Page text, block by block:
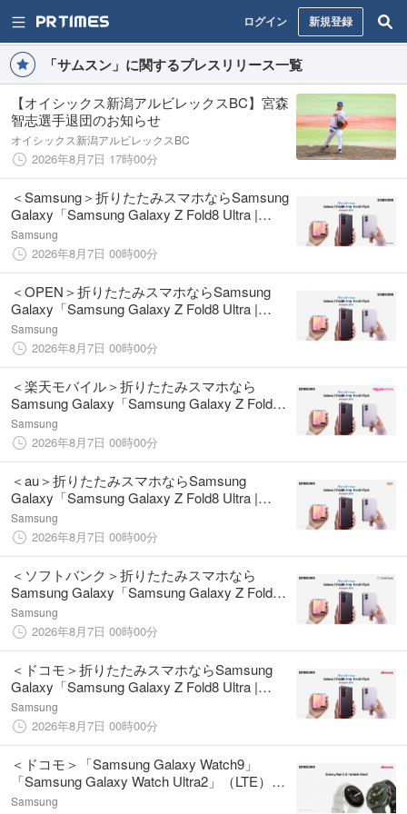
ログイン 新規登録
「サムスン」に関するプレスリリース一覧
【オイシックス新潟アルビレックスBC】宮森
智志選手退団のお知らせ
オイシックス新潟アルビレックスBC
2026年8月7日 17時00分
＜Samsung＞折りたたみスマホならSamsung
Galaxy「Samsung Galaxy Z Fold8 Ultra |
Fold8 | Flip8」（SIMフリーモデル）本日発売
Samsung
2026年8月7日 00時00分
＜OPEN＞折りたたみスマホならSamsung
Galaxy「Samsung Galaxy Z Fold8 Ultra |
Fold8 | Flip8」（SIMフリーモデル）本日発売
Samsung
2026年8月7日 00時00分
＜楽天モバイル＞折りたたみスマホなら
Samsung Galaxy「Samsung Galaxy Z Fold8
Ultra | Fold8 | Flip8」本日発売
Samsung
2026年8月7日 00時00分
＜au＞折りたたみスマホならSamsung
Galaxy「Samsung Galaxy Z Fold8 Ultra |
Fold8 | Flip8」本日発売
Samsung
2026年8月7日 00時00分
＜ソフトバンク＞折りたたみスマホなら
Samsung Galaxy「Samsung Galaxy Z Fold8
Ultra | Fold8 | Flip8」本日発売
Samsung
2026年8月7日 00時00分
＜ドコモ＞折りたたみスマホならSamsung
Galaxy「Samsung Galaxy Z Fold8 Ultra |
Fold8 | Flip8」本日発売
Samsung
2026年8月7日 00時00分
＜ドコモ＞「Samsung Galaxy Watch9」
「Samsung Galaxy Watch Ultra2」（LTE）本
日発売
Samsung